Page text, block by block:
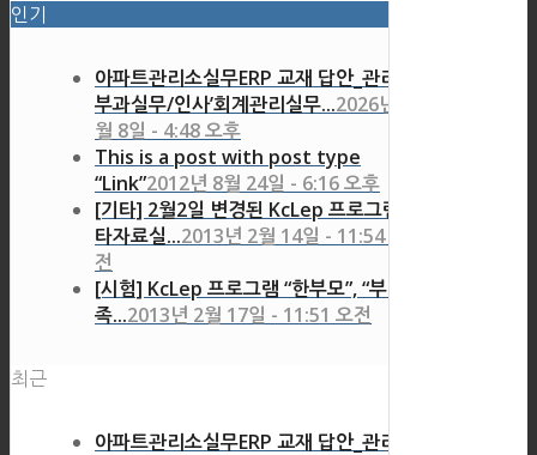
인기
아파트관리소실무ERP 교재 답안_관리비
부과실무/인사’회계관리실무...2026년 7
월 8일 - 4:48 오후
This is a post with post type
“Link”2012년 8월 24일 - 6:16 오후
[기타] 2월2일 변경된 KcLep 프로그램 기
타자료실...2013년 2월 14일 - 11:54 오
전
[시험] KcLep 프로그램 “한부모”, “부양가
족...2013년 2월 17일 - 11:51 오전
최근
아파트관리소실무ERP 교재 답안_관리비